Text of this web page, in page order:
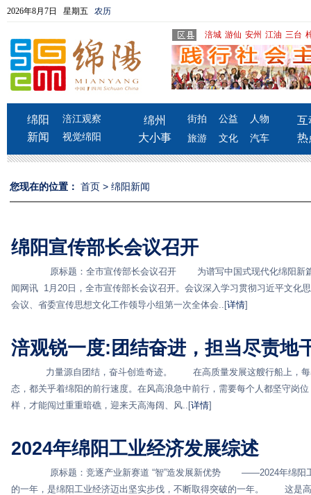
2026年8月7日 星期五 农历
涪城 游仙 安州 江油 三台
绵阳
新闻
涪江观察
视觉绵阳
绵州
大小事
街拍 公益
人物
旅游
文化 汽车
互
热
您现在的位置： 首页 > 绵阳新闻
绵阳宣传部长会议召开
原标题：全市宣传部长会议召开 为谱写中国式现代化绵阳新篇
闻网讯 1月20日，全市宣传部长会议召开。会议深入学习贯彻习近平文化
会议、省委宣传思想文化工作领导小组第一次全体会..[详情]
涪观锐一度:团结奋进，担当尽责地
力量源自团结，奋斗创造奇迹。 在高质量发展这艘行船上，每名
态，都关乎着绵阳的前行速度。在风高浪急中前行，需要每个人都坚守岗
样，才能闯过重重暗礁，迎来天高海阔、风..[详情]
2024年绵阳工业经济发展综述
原标题：竞逐产业新赛道 “智”造发展新优势 ——2024年绵阳
的一年，是绵阳工业经济迈出坚实步伐，不断取得突破的一年。 这是